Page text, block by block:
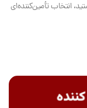
انتخاب تأمین‌کننده‌ای